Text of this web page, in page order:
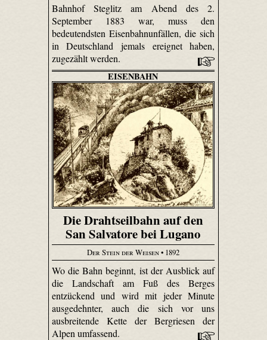
Bahnhof Steglitz am Abend des 2.
September 1883 war, muss den
bedeutendsten Eisenbahnunfällen, die sich
in Deutschland jemals ereignet haben,
zugezählt werden.
EISENBAHN
Die Drahtseilbahn auf den
San Salvatore bei Lugano
Der Stein der Weisen• 1892
Wo die Bahn beginnt, ist der Ausblick auf
die Landschaft am Fuß des Berges
entzückend und wird mit jeder Minute
ausgedehnter, auch die sich vor uns
ausbreitende Kette der Bergriesen der
Alpen umfassend.